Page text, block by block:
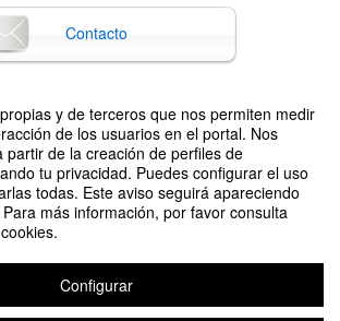
y de terceros que nos permiten medir
de los usuarios en el portal. Nos
partir de la creación de perfiles de
tu privacidad. Puedes configurar el uso
todas. Este aviso seguirá apareciendo
más información, por favor consulta
Configurar
de Zaragoza
Carmen
Autónoma de Madrid
Lecumberri
Autónoma de Madrid
de Rennes 2
Contacto
el siguiente código en tu sitio
internacional para el estudio de las literaturas